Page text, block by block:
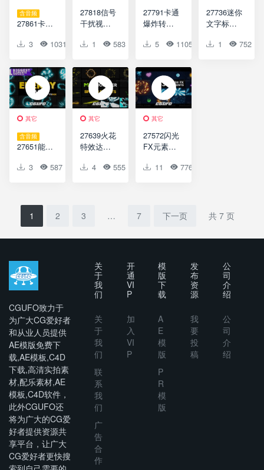
含音频
27861卡通
动画达芬
Cartoon
Liquid
Splashes |
DaVinci
Resolve
3 1031 0 0
27818信号
干扰视频
版Glitch
Urban
Opener
1 583 0 0
27791卡通
爆炸转场
AE模版
Explosions
Transitions
| After
Effects
5 1105 0 0
27736迷你
文字标题
板Minimal
1 752
其它
含音频
27651能量
达芬奇模
Elements |
DaVinci
Resolve
3 587 0 0
其它
27639火花
特效达芬
Sparks
4 555 0
其它
27572闪光
FX元素动
Flash FX
11 776
1 2 3 … 7 下一页 共 7 页
CGUFO致力于
为广大CG爱好者
和从业人员提供
AE模版免费下
载,AE模板,C4D
下载,高清实拍素
材,配乐素材,AE
模板,C4D软件，
此外CGUFO还
将为广大的CG爱
好者提供资源共
享平台，让广大
CG爱好者更快搜
关
于
我
们
关
于
我
们
联
系
我
们
广
告
合
作
开
通
VI
P
加
入
VI
P
模
版
下
载
A
E
模
版
P
R
模
版
发
布
资
源
我
要
投
稿
公
司
介
绍
公
司
介
绍